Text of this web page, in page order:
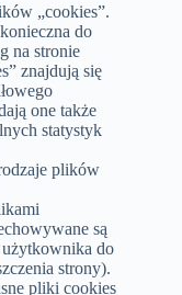
„cookies”.
do
na stronie
znajdują się
one także
statystyk
plików
są
do
strony).
pliki cookies